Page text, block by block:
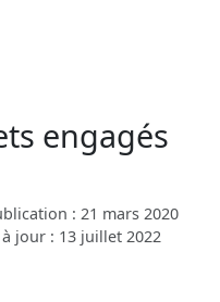
engagés
: 21 mars 2020
jour : 13 juillet 2022